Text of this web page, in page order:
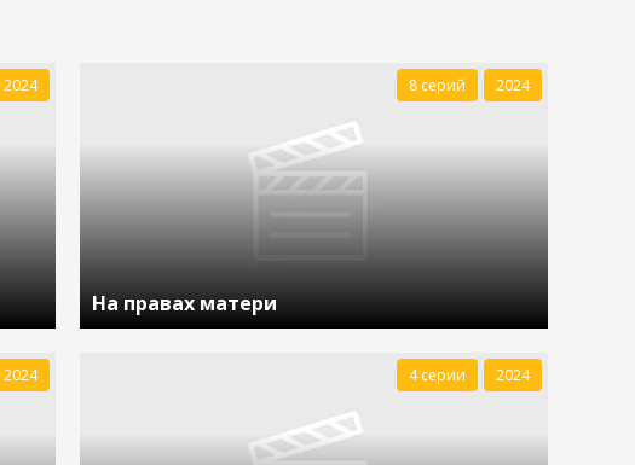
2024
На правах матери
8 серий 2024
2024 4 серии 2024